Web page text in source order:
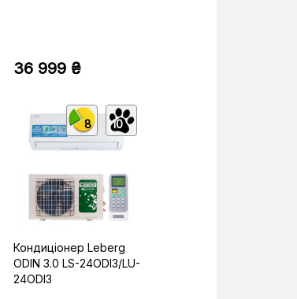
36 999 ₴
8 10
Кондиціонер Leberg
ODIN 3.0 LS-24ODI3/LU-
24ODI3